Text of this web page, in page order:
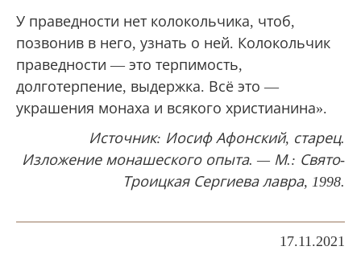
У праведности нет колокольчика, чтоб,
позвонив в него, узнать о ней. Колокольчик
праведности — это терпимость,
долготерпение, выдержка. Всё это —
украшения монаха и всякого христианина».
Источник: Иосиф Афонский, старец.
Изложение монашеского опыта. — М.: Свято-
Троицкая Сергиева лавра, 1998.
17.11.2021